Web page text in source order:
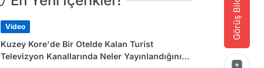
Görüş Bildir
Video
Kuzey Kore'de Bir Otelde Kalan Turist
Televizyon Kanallarında Neler Yayınlandığını